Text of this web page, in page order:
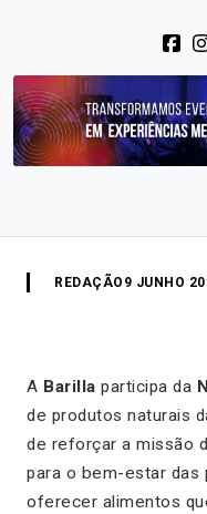
REDAÇÃO 9 JUNHO
A Barilla participa da
de produtos naturais
de reforçar a missão
para o bem-estar das
oferecer alimentos